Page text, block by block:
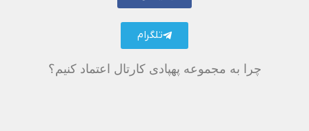
تلگرام
چرا به مجموعه پهپادی کارتال اعتماد کنیم؟